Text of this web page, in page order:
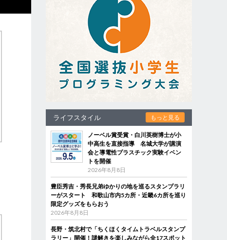
ライフスタイル もっと見る
ノーベル賞受賞・白川英樹博士が小
中高生を直接指導 名城大学が講演
会と導電性プラスチック実験イベン
トを開催
2026年8月8日
豊臣秀吉・秀長兄弟ゆかりの地を巡るスタンプラリ
ーがスタート 和歌山市内5カ所・近畿6カ所を巡り
限定グッズをもらおう
2026年8月8日
長野・筑北村で「ちくほくタイムトラベルスタンプ
ラリー」開催！謎解きを楽しみながら全17スポット